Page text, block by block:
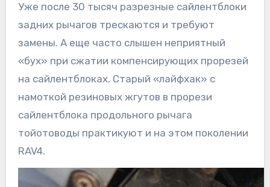
Уже после 30 тысяч разрезные сайлентблоки
задних рычагов трескаются и требуют
замены. А еще часто слышен неприятный
«бух» при сжатии компенсирующих прорезей
на сайлентблоках. Старый «лайфхак» с
намоткой резиновых жгутов в прорези
сайлентблока продольного рычага
тойотоводы практикуют и на этом поколении
RAV4.